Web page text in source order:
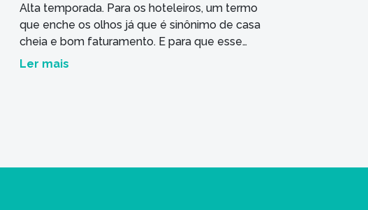
Alta temporada. Para os hoteleiros, um termo
que enche os olhos já que é sinônimo de casa
cheia e bom faturamento. E para que esse
cenário se mantenha o ano todo, preparamos
Ler mais